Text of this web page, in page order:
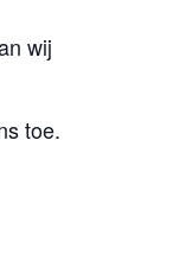
wij
toe.